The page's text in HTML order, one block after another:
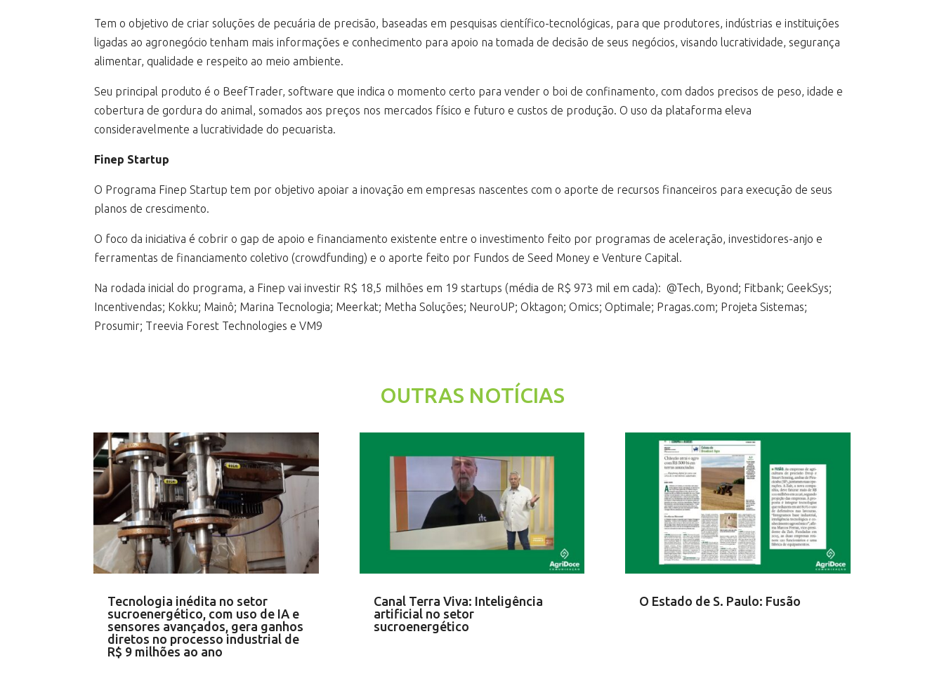
Tem o objetivo de criar soluções de pecuária de precisão, baseadas em pesquisas científico-tecnológicas, para que produtores, indústrias e instituições
ligadas ao agronegócio tenham mais informações e conhecimento para apoio na tomada de decisão de seus negócios, visando lucratividade, segurança
alimentar, qualidade e respeito ao meio ambiente.
Seu principal produto é o BeefTrader, software que indica o momento certo para vender o boi de confinamento, com dados precisos de peso, idade e
cobertura de gordura do animal, somados aos preços nos mercados físico e futuro e custos de produção. O uso da plataforma eleva
consideravelmente a lucratividade do pecuarista.
Finep Startup
O Programa Finep Startup tem por objetivo apoiar a inovação em empresas nascentes com o aporte de recursos financeiros para execução de seus
planos de crescimento.
O foco da iniciativa é cobrir o gap de apoio e financiamento existente entre o investimento feito por programas de aceleração, investidores-anjo e
ferramentas de financiamento coletivo (crowdfunding) e o aporte feito por Fundos de Seed Money e Venture Capital.
Na rodada inicial do programa, a Finep vai investir R$ 18,5 milhões em 19 startups (média de R$ 973 mil em cada): @Tech, Byond; Fitbank; GeekSys;
Incentivendas; Kokku; Mainô; Marina Tecnologia; Meerkat; Metha Soluções; NeuroUP; Oktagon; Omics; Optimale; Pragas.com; Projeta Sistemas;
Prosumir; Treevia Forest Technologies e VM9
OUTRAS NOTÍCIAS
Tecnologia inédita no setor
sucroenergético, com uso de IA e
sensores avançados, gera ganhos
diretos no processo industrial de
R$ 9 milhões ao ano
Canal Terra Viva: Inteligência
artificial no setor
sucroenergético
O Estado de S. Paulo: Fusão